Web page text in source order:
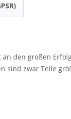
den großen
sind zwar Teile